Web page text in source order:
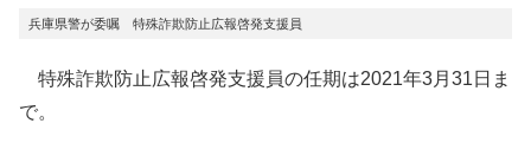
兵庫県警が委嘱 特殊詐欺防止広報啓発支援員
特殊詐欺防止広報啓発支援員の任期は2021年3月31日ま
で。